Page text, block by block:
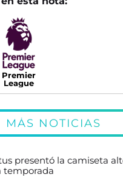
Premier
League
MÁS NOTICIAS
presentó la camiseta
temporada